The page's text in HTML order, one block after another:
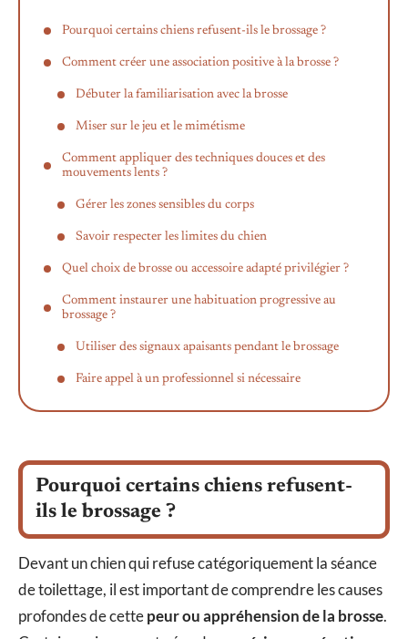
Pourquoi certains chiens refusent-ils le brossage ?
Comment créer une association positive à la brosse ?
Débuter la familiarisation avec la brosse
Miser sur le jeu et le mimétisme
Comment appliquer des techniques douces et des
mouvements lents ?
Gérer les zones sensibles du corps
Savoir respecter les limites du chien
Quel choix de brosse ou accessoire adapté privilégier ?
Comment instaurer une habituation progressive au
brossage ?
Utiliser des signaux apaisants pendant le brossage
Faire appel à un professionnel si nécessaire
Pourquoi certains chiens refusent-
ils le brossage ?
Devant un chien qui refuse catégoriquement la séance
de toilettage, il est important de comprendre les causes
profondes de cettepeur ou appréhension de la brosse.